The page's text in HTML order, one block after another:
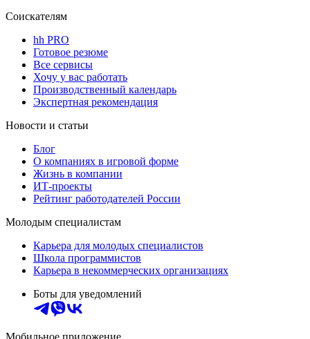
Соискателям
hh PRO
Готовое резюме
Все сервисы
Хочу у вас работать
Производственный календарь
Экспертная рекомендация
Новости и статьи
Блог
О компаниях в игровой форме
Жизнь в компании
ИТ-проекты
Рейтинг работодателей России
Молодым специалистам
Карьера для молодых специалистов
Школа программистов
Карьера в некоммерческих организациях
Боты для уведомлений
Мобильное приложение